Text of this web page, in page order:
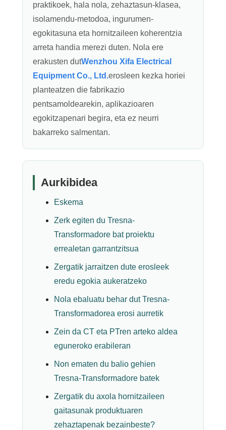
praktikoek, hala nola, zehaztasun-klasea,
isolamendu-metodoa, ingurumen-
egokitasuna eta hornitzaileen koherentzia
arreta handia merezi duten. Nola ere
erakusten dutWenzhou Xifa Electrical
Equipment Co., Ltd.erosleen kezka horiei
planteatzen die fabrikazio
pentsamoldearekin, aplikazioaren
egokitzapenari begira, eta ez neurri
bakarreko salmentan.
Aurkibidea
Eskema
Zerk egiten du Tresna-
Transformadore bat proiektu
errealetan garrantzitsua
Zergatik jarraitzen dute erosleek
eredu egokia aukeratzeko
Nola ebaluatu behar dut Tresna-
Transformadorea erosi aurretik
Zein da CT eta PTren arteko aldea
eguneroko erabileran
Non ematen du balio gehien
Tresna-Transformadore batek
Zergatik du axola hornitzaileen
gaitasunak produktuaren
zehaztapenak bezainbeste?